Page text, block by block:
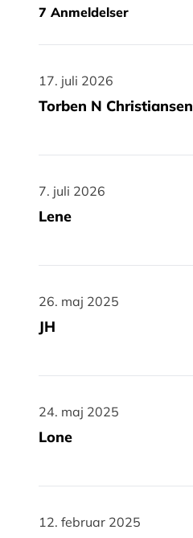
7 Anmeldelser
17. juli 2026
17. juli 2026
Torben N Christiansen
7. juli 2026
7. juli 2026
Lene
26. maj 2025
26. maj 2025
JH
24. maj 2025
24. maj 2025
Lone
12. februar 2025
12. februar 2025